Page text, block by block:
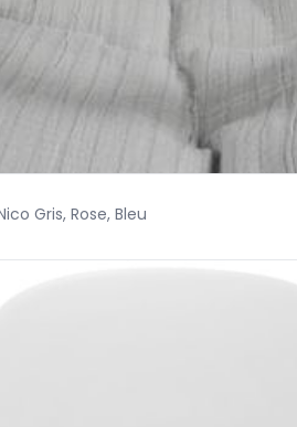
Gris, Rose, Bleu